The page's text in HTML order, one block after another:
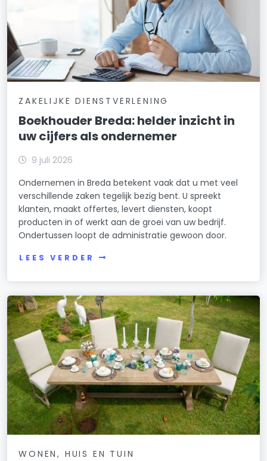
ZAKELIJKE DIENSTVERLENING
Boekhouder Breda: helder inzicht in
uw cijfers als ondernemer
9 juli 2026
Ondernemen in Breda betekent vaak dat u met veel
verschillende zaken tegelijk bezig bent. U spreekt
klanten, maakt offertes, levert diensten, koopt
producten in of werkt aan de groei van uw bedrijf.
Ondertussen loopt de administratie gewoon door.
LEES VERDER
WONEN, HUIS EN TUIN